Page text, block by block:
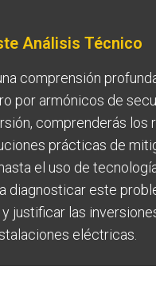
Análisis Técnico
comprensión
por armónicos de
comprenderás los
prácticas de
el uso de
diagnosticar este
justificar las
eléctricas.